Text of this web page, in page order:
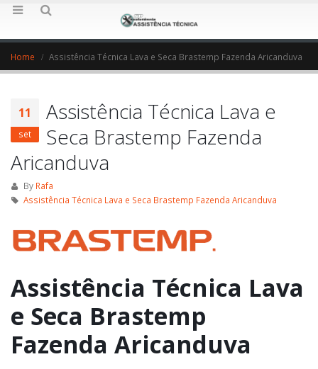
Home Assistência Técnica Lava e Seca Brastemp Fazenda Aricanduva
11
set
Assistência Técnica Lava e
Seca Brastemp Fazenda
Aricanduva
By Rafa
Assistência Técnica Lava e Seca Brastemp Fazenda Aricanduva
Assistência Técnica Lava
e Seca Brastemp
Fazenda Aricanduva